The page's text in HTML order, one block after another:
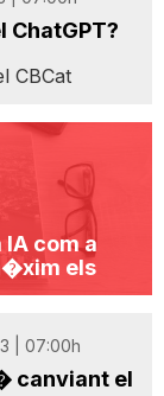
ChatGPT?
CBCat
com a
els
| 07:00h
canviant el